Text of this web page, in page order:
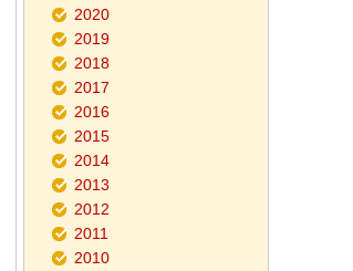
2020
2019
2018
2017
2016
2015
2014
2013
2012
2011
2010